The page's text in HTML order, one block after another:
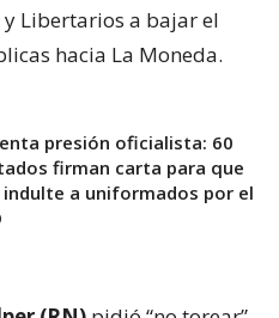
Libertarios a bajar el
hacia La Moneda.
presión oficialista: 60
firman carta para que
indulte a uniformados por el